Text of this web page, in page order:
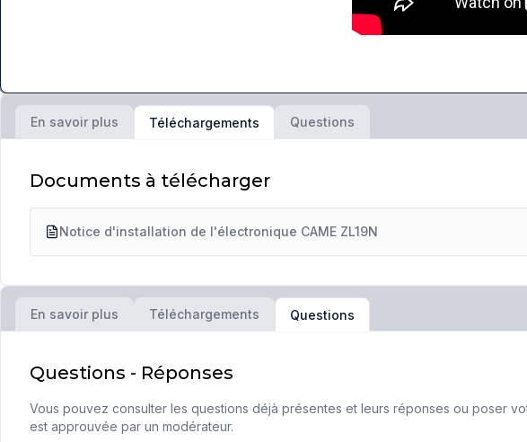
En savoir plus Téléchargements Questions
Documents à télécharger
Notice d'installation de l'électronique CAME ZL19N
En savoir plus Téléchargements Questions
Questions - Réponses
Vous pouvez consulter les questions déjà présentes et leurs réponses ou poser
est approuvée par un modérateur.